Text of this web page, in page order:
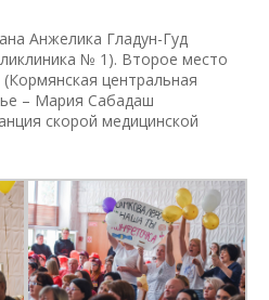
Анжелика Гладун-Гуд
№ 1). Второе место
центральная
– Мария Сабадаш
скорой медицинской